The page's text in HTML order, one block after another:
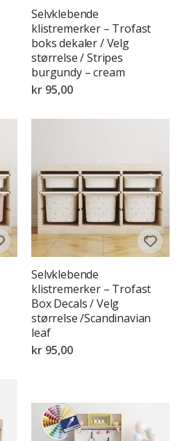
Selvklebende
klistremerker – Trofast
boks dekaler / Velg
størrelse / Stripes
burgundy – cream
kr 95,00
Selvklebende
klistremerker – Trofast
Box Decals / Velg
størrelse /Scandinavian
leaf
kr 95,00